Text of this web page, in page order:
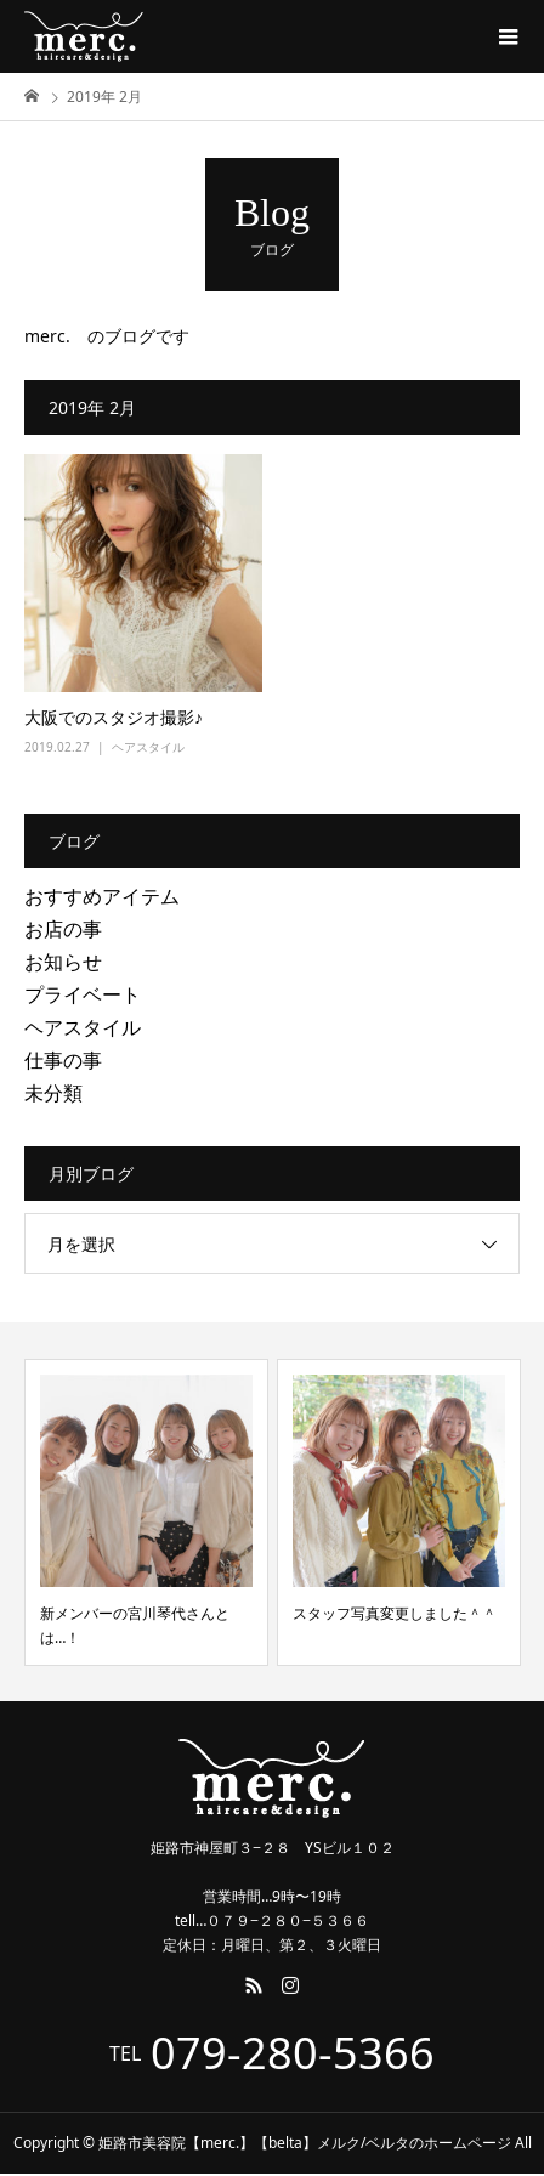
2019年 2月
Blog
ブログ
merc. のブログです
2019年 2月
大阪でのスタジオ撮影♪
2019.02.27 ヘアスタイル
ブログ
おすすめアイテム
お店の事
お知らせ
プライベート
ヘアスタイル
仕事の事
未分類
月別ブログ
月を選択
新メンバーの宮川琴代さんと
は…！
スタッフ写真変更しました＾＾
姫路市神屋町３−２８ YSビル１０２
営業時間…9時〜19時
tell…０７９−２８０−５３６６
定休日：月曜日、第２、３火曜日
TEL 079-280-5366
Copyright © 姫路市美容院【merc.】【belta】メルク/ベルタのホームページ All